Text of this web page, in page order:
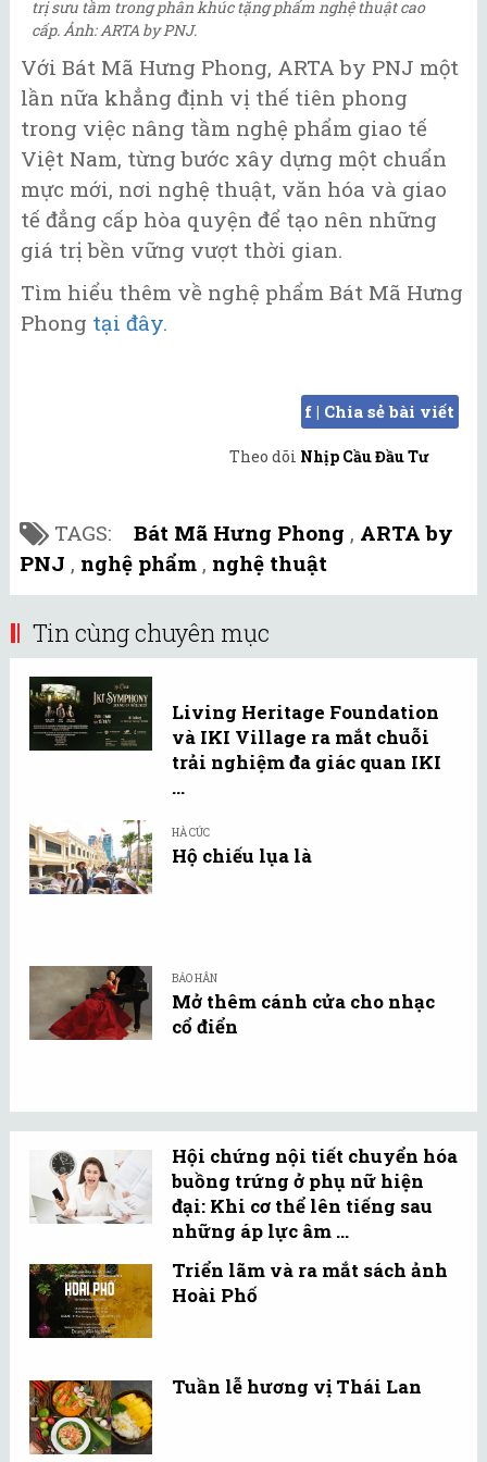
trị sưu tầm trong phân khúc tặng phẩm nghệ thuật cao
cấp. Ảnh: ARTA by PNJ.
Với Bát Mã Hưng Phong, ARTA by PNJ một
lần nữa khẳng định vị thế tiên phong
trong việc nâng tầm nghệ phẩm giao tế
Việt Nam, từng bước xây dựng một chuẩn
mực mới, nơi nghệ thuật, văn hóa và giao
tế đẳng cấp hòa quyện để tạo nên những
giá trị bền vững vượt thời gian.
Tìm hiểu thêm về nghệ phẩm Bát Mã Hưng
Phong tại đây.
f | Chia sẻ bài viết
Theo dõi Nhịp Cầu Đầu Tư
TAGS: Bát Mã Hưng Phong , ARTA by
PNJ , nghệ phẩm , nghệ thuật
Tin cùng chuyên mục
Living Heritage Foundation
và IKI Village ra mắt chuỗi
trải nghiệm đa giác quan IKI
...
HÀ CÚC
Hộ chiếu lụa là
BẢO HÂN
Mở thêm cánh cửa cho nhạc
cổ điển
Hội chứng nội tiết chuyển hóa
buồng trứng ở phụ nữ hiện
đại: Khi cơ thể lên tiếng sau
những áp lực âm ...
Triển lãm và ra mắt sách ảnh
Hoài Phố
Tuần lễ hương vị Thái Lan